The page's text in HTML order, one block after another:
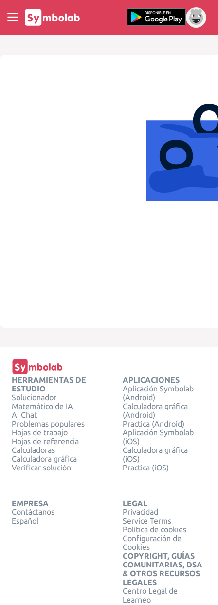
HERRAMIENTAS DE
ESTUDIO
Solucionador
Matemático de IA
AI Chat
Problemas populares
Hojas de trabajo
Hojas de referencia
Calculadoras
Calculadora gráfica
Verificar solución
APLICACIONES
Aplicación Symbolab
(Android)
Calculadora gráfica
(Android)
Practica (Android)
Aplicación Symbolab
(iOS)
Calculadora gráfica
(iOS)
Practica (iOS)
EMPRESA
Contáctanos
Español
LEGAL
Privacidad
Service Terms
Política de cookies
Configuración de
Cookies
COPYRIGHT, GUÍAS
COMUNITARIAS, DSA
& OTROS RECURSOS
LEGALES
Centro Legal de
Learneo